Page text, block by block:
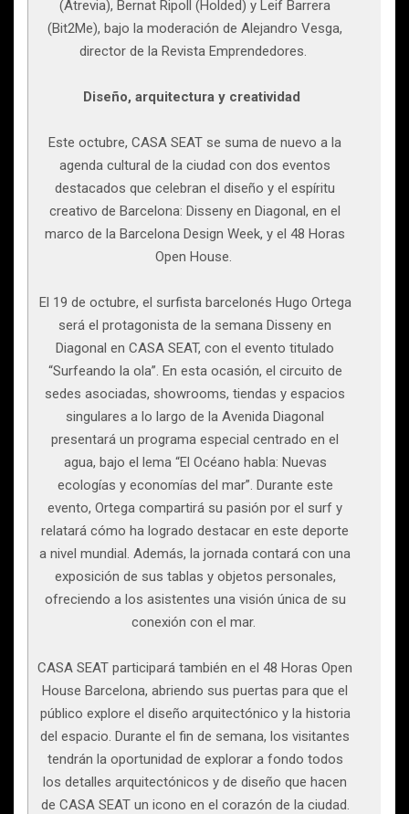
(Atrevia), Bernat Ripoll (Holded) y Leif Barrera
(Bit2Me), bajo la moderación de Alejandro Vesga,
director de la Revista Emprendedores.
Diseño, arquitectura y creatividad
Este octubre, CASA SEAT se suma de nuevo a la
agenda cultural de la ciudad con dos eventos
destacados que celebran el diseño y el espíritu
creativo de Barcelona: Disseny en Diagonal, en el
marco de la Barcelona Design Week, y el 48 Horas
Open House.
El 19 de octubre, el surfista barcelonés Hugo Ortega
será el protagonista de la semana Disseny en
Diagonal en CASA SEAT, con el evento titulado
“Surfeando la ola”. En esta ocasión, el circuito de
sedes asociadas, showrooms, tiendas y espacios
singulares a lo largo de la Avenida Diagonal
presentará un programa especial centrado en el
agua, bajo el lema “El Océano habla: Nuevas
ecologías y economías del mar”. Durante este
evento, Ortega compartirá su pasión por el surf y
relatará cómo ha logrado destacar en este deporte
a nivel mundial. Además, la jornada contará con una
exposición de sus tablas y objetos personales,
ofreciendo a los asistentes una visión única de su
conexión con el mar.
CASA SEAT participará también en el 48 Horas Open
House Barcelona, abriendo sus puertas para que el
público explore el diseño arquitectónico y la historia
del espacio. Durante el fin de semana, los visitantes
tendrán la oportunidad de explorar a fondo todos
los detalles arquitectónicos y de diseño que hacen
de CASA SEAT un icono en el corazón de la ciudad.